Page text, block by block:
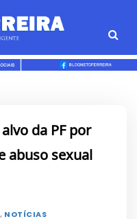
da PF por
abuso sexual
, NOTÍCIAS